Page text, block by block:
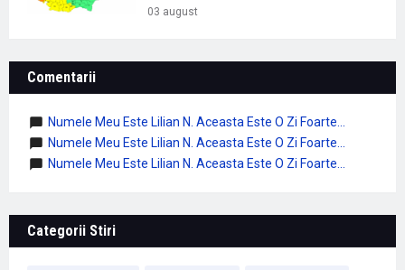
03 august
Comentarii
Numele Meu Este Lilian N. Aceasta Este O Zi Foarte...
Numele Meu Este Lilian N. Aceasta Este O Zi Foarte...
Numele Meu Este Lilian N. Aceasta Este O Zi Foarte...
Categorii Stiri